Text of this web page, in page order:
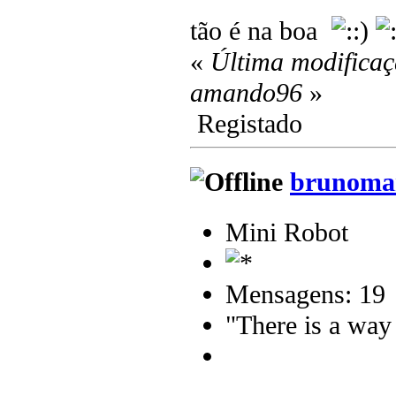
tão é na boa
« Última
amando96 »
Registado
Mini Robot
Mensagens: 19
"There is a